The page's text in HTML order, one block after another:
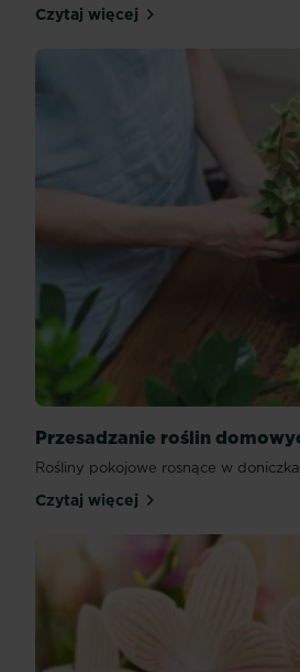
Czytaj więcejPrzesadzanie storczyków
Przesadzanie roślin
Rośliny pokojowe rosnące w
Czytaj więcejPrzesadzanie roślin